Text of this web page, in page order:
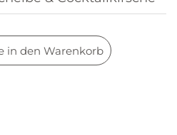
in den Warenkorb